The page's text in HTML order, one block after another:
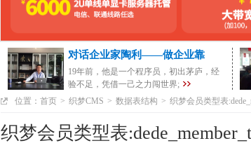
对话企业家陶利——做企业靠
19年前，他是一个程序员，初出茅庐，经
验不足，凭借一己之力闯世界;
位置： 首页 > 织梦CMS > 数据表结构 > 织梦会员类型表
织梦会员类型表